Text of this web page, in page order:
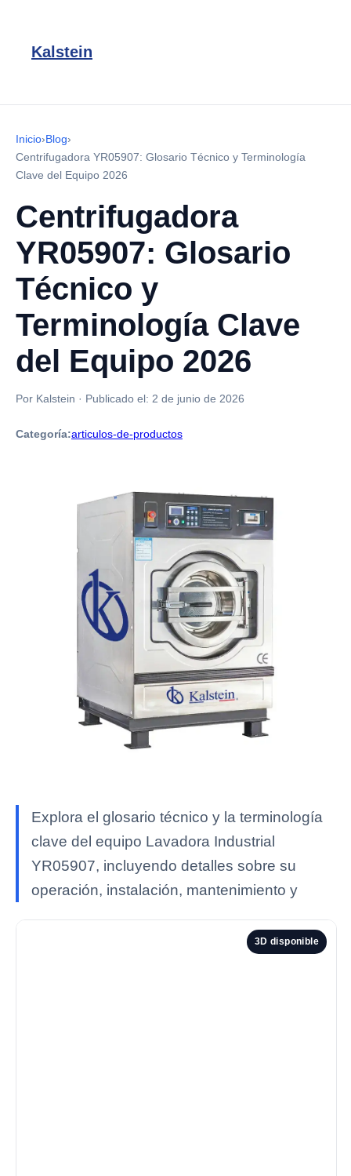
Kalstein
Inicio›Blog›
Centrifugadora YR05907: Glosario Técnico y Terminología
Clave del Equipo 2026
Centrifugadora
YR05907: Glosario
Técnico y
Terminología Clave
del Equipo 2026
Por Kalstein · Publicado el: 2 de junio de 2026
Categoría:articulos-de-productos
Explora el glosario técnico y la terminología
clave del equipo Lavadora Industrial
YR05907, incluyendo detalles sobre su
operación, instalación, mantenimiento y
3D disponible